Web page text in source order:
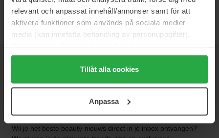
relevant och anpassat innehåll/annonser samt för att
aktivera funktioner som används på sociala medier
media (kan innefatta behandling av personuppgifter).
Genom att trycka på "Tillåt alla cookies" accepterar du
alla cookies, medan du under "Detaljer" kan anpassa
användningen av cookies. Du kan när som helst återkalla
samt vår Integritetspolicy.
Tillåt alla cookies
Anpassa
overdag als 's avonds.
Wil je het beste beauty-nieuws direct in je inbox ontvangen?